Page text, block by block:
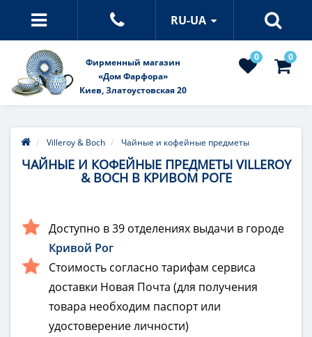
RU-UA
Фирменный магазин
«Дом Фарфора»
Киев, Златоустовская 20
0 0
Villeroy & Boch Чайные и кофейные предметы
ЧАЙНЫЕ И КОФЕЙНЫЕ ПРЕДМЕТЫ VILLEROY
& BOCH В КРИВОМ РОГЕ
Доступно в 39 отделениях выдачи в городе
Кривой Рог
Стоимость согласно тарифам сервиса
доставки Новая Почта (для получения
товара необходим паспорт или
удостоверение личности)